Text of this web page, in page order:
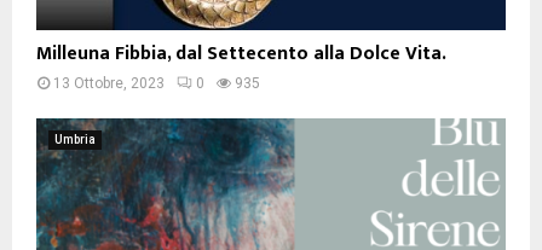
Milleuna Fibbia, dal Settecento alla Dolce Vita.
13 Ottobre, 2023 0 935
Umbria